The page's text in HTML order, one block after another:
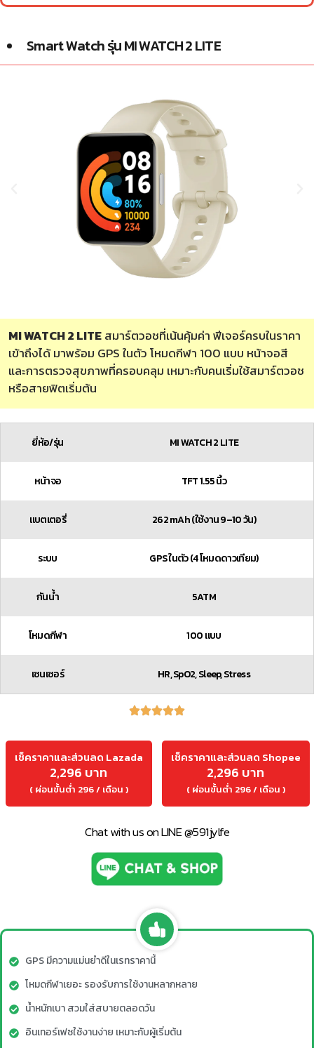
Smart Watch รุ่น MI WATCH 2 LITE
MI WATCH 2 LITEสมาร์ตวอชที่เน้นคุ้มค่า ฟีเจอร์ครบในราคา
เข้าถึงได้ มาพร้อม GPS ในตัว โหมดกีฬา 100 แบบ หน้าจอสี
และการตรวจสุขภาพที่ครอบคลุม เหมาะกับคนเริ่มใช้สมาร์ตวอช
หรือสายฟิตเริ่มต้น
ยี่ห้อ/รุ่น MI WATCH 2 LITE
หน้าจอ TFT 1.55 นิ้ว
แบตเตอรี่ 262 mAh (ใช้งาน 9–10 วัน)
ระบบ GPS ในตัว (4 โหมดดาวเทียม)
กันน้ำ 5ATM
โหมดกีฬา 100 แบบ
เซนเซอร์ HR, SpO2, Sleep, Stress
เช็คราคาและส่วนลด Lazada
2,296 บาท
( ผ่อนขั้นต่ำ 296 / เดือน )
เช็คราคาและส่วนลด Shopee
2,296 บาท
( ผ่อนขั้นต่ำ 296 / เดือน )
Chat with us on LINE @591jylfe
GPS มีความแม่นยำดีในเรทราคานี้
โหมดกีฬาเยอะ รองรับการใช้งานหลากหลาย
น้ำหนักเบา สวมใส่สบายตลอดวัน
อินเทอร์เฟซใช้งานง่าย เหมาะกับผู้เริ่มต้น